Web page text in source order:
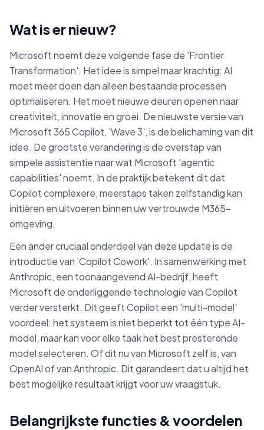
Wat is er nieuw?
Microsoft noemt deze volgende fase de 'Frontier
Transformation'. Het idee is simpel maar krachtig: AI
moet meer doen dan alleen bestaande processen
optimaliseren. Het moet nieuwe deuren openen naar
creativiteit, innovatie en groei. De nieuwste versie van
Microsoft 365 Copilot, 'Wave 3', is de belichaming van dit
idee. De grootste verandering is de overstap van
simpele assistentie naar wat Microsoft 'agentic
capabilities' noemt. In de praktijk betekent dit dat
Copilot complexere, meerstaps taken zelfstandig kan
initiëren en uitvoeren binnen uw vertrouwde M365-
omgeving.
Een ander cruciaal onderdeel van deze update is de
introductie van 'Copilot Cowork'. In samenwerking met
Anthropic, een toonaangevend AI-bedrijf, heeft
Microsoft de onderliggende technologie van Copilot
verder versterkt. Dit geeft Copilot een 'multi-model'
voordeel: het systeem is niet beperkt tot één type AI-
model, maar kan voor elke taak het best presterende
model selecteren. Of dit nu van Microsoft zelf is, van
OpenAI of van Anthropic. Dit garandeert dat u altijd het
best mogelijke resultaat krijgt voor uw vraagstuk.
Belangrijkste functies & voordelen